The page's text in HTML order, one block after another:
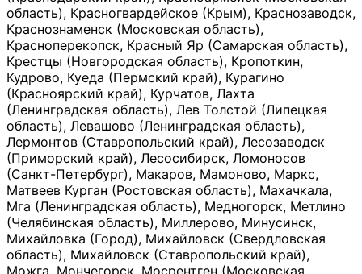
область), Красногвардейское (Крым), Краснозаводск,
Краснознаменск (Московская область),
Красноперекопск, Красный Яр (Самарская область),
Крестцы (Новгородская область), Кропоткин,
Кудрово, Куеда (Пермский край), Курагино
(Красноярский край), Курчатов, Лахта
(Ленинградская область), Лев Толстой (Липецкая
область), Левашово (Ленинградская область),
Лермонтов (Ставропольский край), Лесозаводск
(Приморский край), Лесосибирск, Ломоносов
(Санкт-Петербург), Макаров, Мамоново, Маркс,
Матвеев Курган (Ростовская область), Махачкала,
Мга (Ленинградская область), Медногорск, Метлино
(Челябинская область), Миллерово, Минусинск,
Михайловка (Город), Михайловск (Свердловская
область), Михайловск (Ставропольский край),
Можга, Мончегорск, Мосрентген (Московская